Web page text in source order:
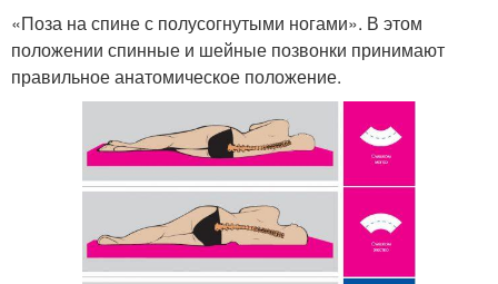
«Поза на спине с полусогнутыми ногами». В этом
положении спинные и шейные позвонки принимают
правильное анатомическое положение.